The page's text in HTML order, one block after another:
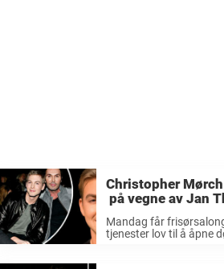
Christopher
på vegne av Jan
«Kjempetøft…»
Mandag får
tjenester lov til å åpne